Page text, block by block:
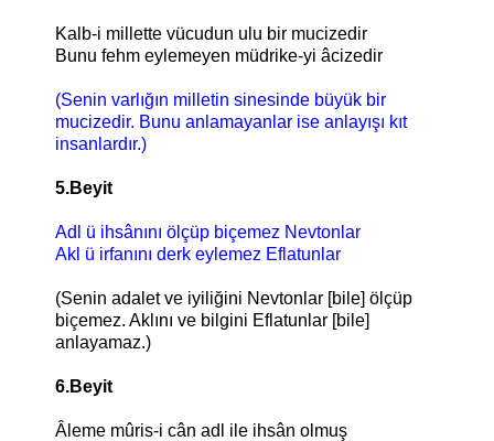
Kalb-i millette vücudun ulu bir mucizedir
Bunu fehm eylemeyen müdrike-yi âcizedir
(Senin varlığın milletin sinesinde büyük bir
mucizedir. Bunu anlamayanlar ise anlayışı kıt
insanlardır.)
5.Beyit
Adl ü ihsânını ölçüp biçemez Nevtonlar
Akl ü irfanını derk eylemez Eflatunlar
(Senin adalet ve iyiliğini Nevtonlar [bile] ölçüp
biçemez. Aklını ve bilgini Eflatunlar [bile]
anlayamaz.)
6.Beyit
Âleme mûris-i cân adl ile ihsân olmuş